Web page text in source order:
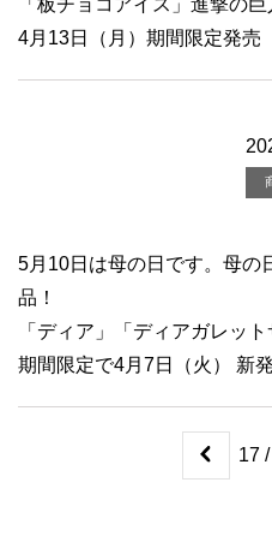
「板チョコアイス」進撃の
4月13日（月）期間限定発売
5月10日は母の日です。母の
品！
「ディア」「ディアガレット
期間限定で4月7日（火） 新発
17